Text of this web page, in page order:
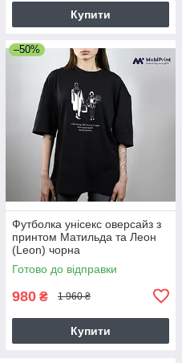
Купити
–50%
Футболка унісекс оверсайз з
принтом Матильда та Леон
(Leon) чорна
Готово до відправки
980 ₴ 1 960 ₴
Купити